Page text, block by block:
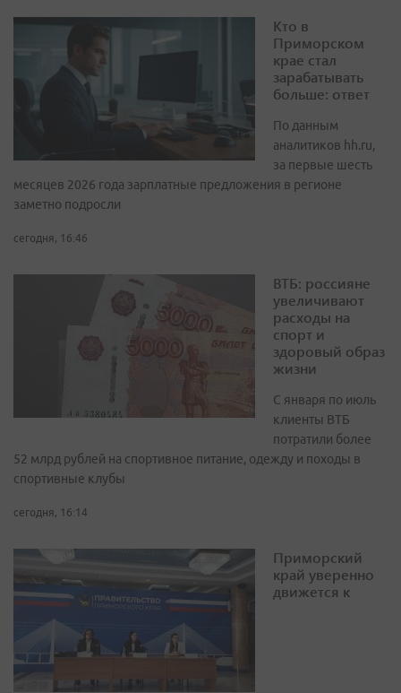
Кто в
Приморском
крае стал
зарабатывать
больше: ответ
По данным
аналитиков hh.ru,
за первые шесть
месяцев 2026 года зарплатные предложения в регионе
заметно подросли
сегодня, 16:46
ВТБ: россияне
увеличивают
расходы на
спорт и
здоровый образ
жизни
С января по июль
клиенты ВТБ
потратили более
52 млрд рублей на спортивное питание, одежду и походы в
спортивные клубы
сегодня, 16:14
Приморский
край уверенно
движется к